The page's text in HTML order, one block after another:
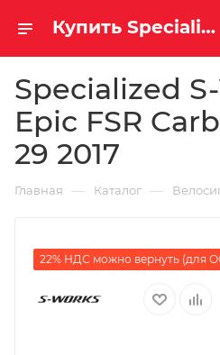
Купить Specialized S-Works Epic FSR Carbon WC 29 2017 за рублей, а со скидкой
Specialized
Epic FSR
29 2017
Главная — Каталог —
22% НДС можно вернуть (для